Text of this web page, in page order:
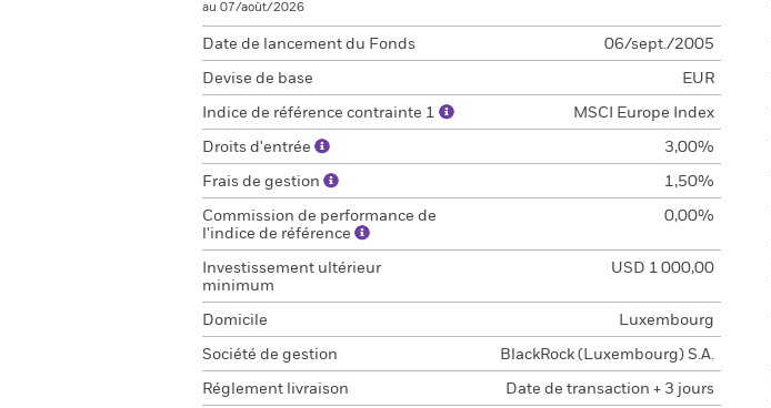
au 07/août/2026
Date de lancement du Fonds 06/sept./2005
Devise de base EUR
Indice de référence contrainte 1 MSCI Europe Index
Droits d'entrée 3,00%
Frais de gestion 1,50%
Commission de performance de
l'indice de référence
0,00%
Investissement ultérieur
minimum
USD 1 000,00
Domicile Luxembourg
Société de gestion BlackRock (Luxembourg) S.A.
Réglement livraison Date de transaction + 3 jours